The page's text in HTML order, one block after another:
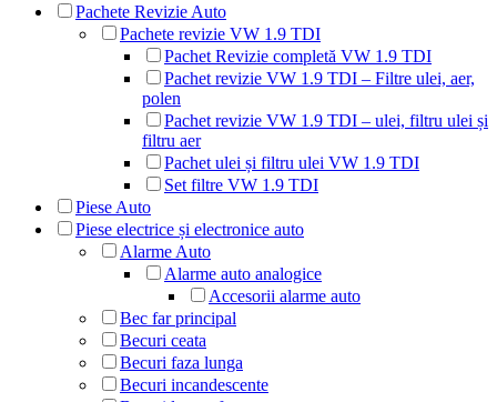
Pachete Revizie Auto
Pachete revizie VW 1.9 TDI
Pachet Revizie completă VW 1.9 TDI
Pachet revizie VW 1.9 TDI – Filtre ulei, aer,
polen
Pachet revizie VW 1.9 TDI – ulei, filtru ulei și
filtru aer
Pachet ulei și filtru ulei VW 1.9 TDI
Set filtre VW 1.9 TDI
Piese Auto
Piese electrice și electronice auto
Alarme Auto
Alarme auto analogice
Accesorii alarme auto
Bec far principal
Becuri ceata
Becuri faza lunga
Becuri incandescente